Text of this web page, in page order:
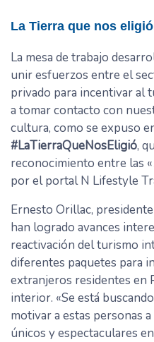
La Tierra que nos eligió
La mesa de trabajo
unir esfuerzos entre el
privado para incentivar al
a tomar contacto con
cultura, como se expuso
#LaTierraQueNosEligió,
reconocimiento entre las
por el portal N Lifestyle
Ernesto Orillac,
han logrado avances
reactivación del turismo
diferentes paquetes para
extranjeros residentes en
interior. «Se está
motivar a estas personas
únicos y espectaculares